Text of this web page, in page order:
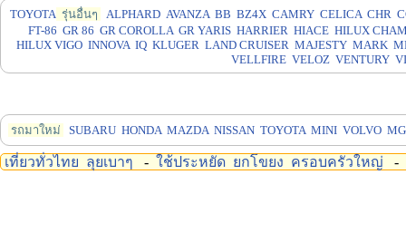
TOYOTA รุ่นอื่นๆ ALPHARD AVANZA BB BZ4X CAMRY CELICA CHR
FT-86 GR 86 GR COROLLA GR YARIS HARRIER HIACE HILUX
HILUX VIGO INNOVA IQ KLUGER LAND CRUISER MAJESTY MARK
VELLFIRE VELOZ VENTURY
รถมาใหม่ SUBARU HONDA MAZDA NISSAN TOYOTA MINI VOLVO MG
เที่ยวทั่วไทย ลุยเบาๆ - ใช้ประหยัด ยกโขยง ครอบครัวใหญ่ -